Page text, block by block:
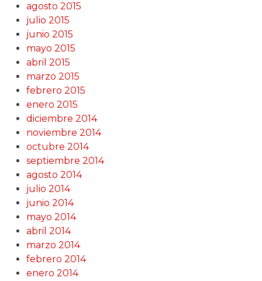
agosto 2015
julio 2015
junio 2015
mayo 2015
abril 2015
marzo 2015
febrero 2015
enero 2015
diciembre 2014
noviembre 2014
octubre 2014
septiembre 2014
agosto 2014
julio 2014
junio 2014
mayo 2014
abril 2014
marzo 2014
febrero 2014
enero 2014